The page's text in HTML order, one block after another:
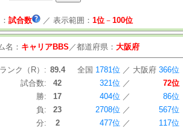
試合数 ／ 表示範囲： 1位－ 100位
名： キャリアBBS ／都道府県： 大阪府
ンク（R）: 89.4 全国 1781位 ／ 大阪府 366位
試合数:
42 321位 ／
72位
勝:
17 404位 ／
86位
負:
23 2708位 ／
567位
分:
2 477位 ／
117位